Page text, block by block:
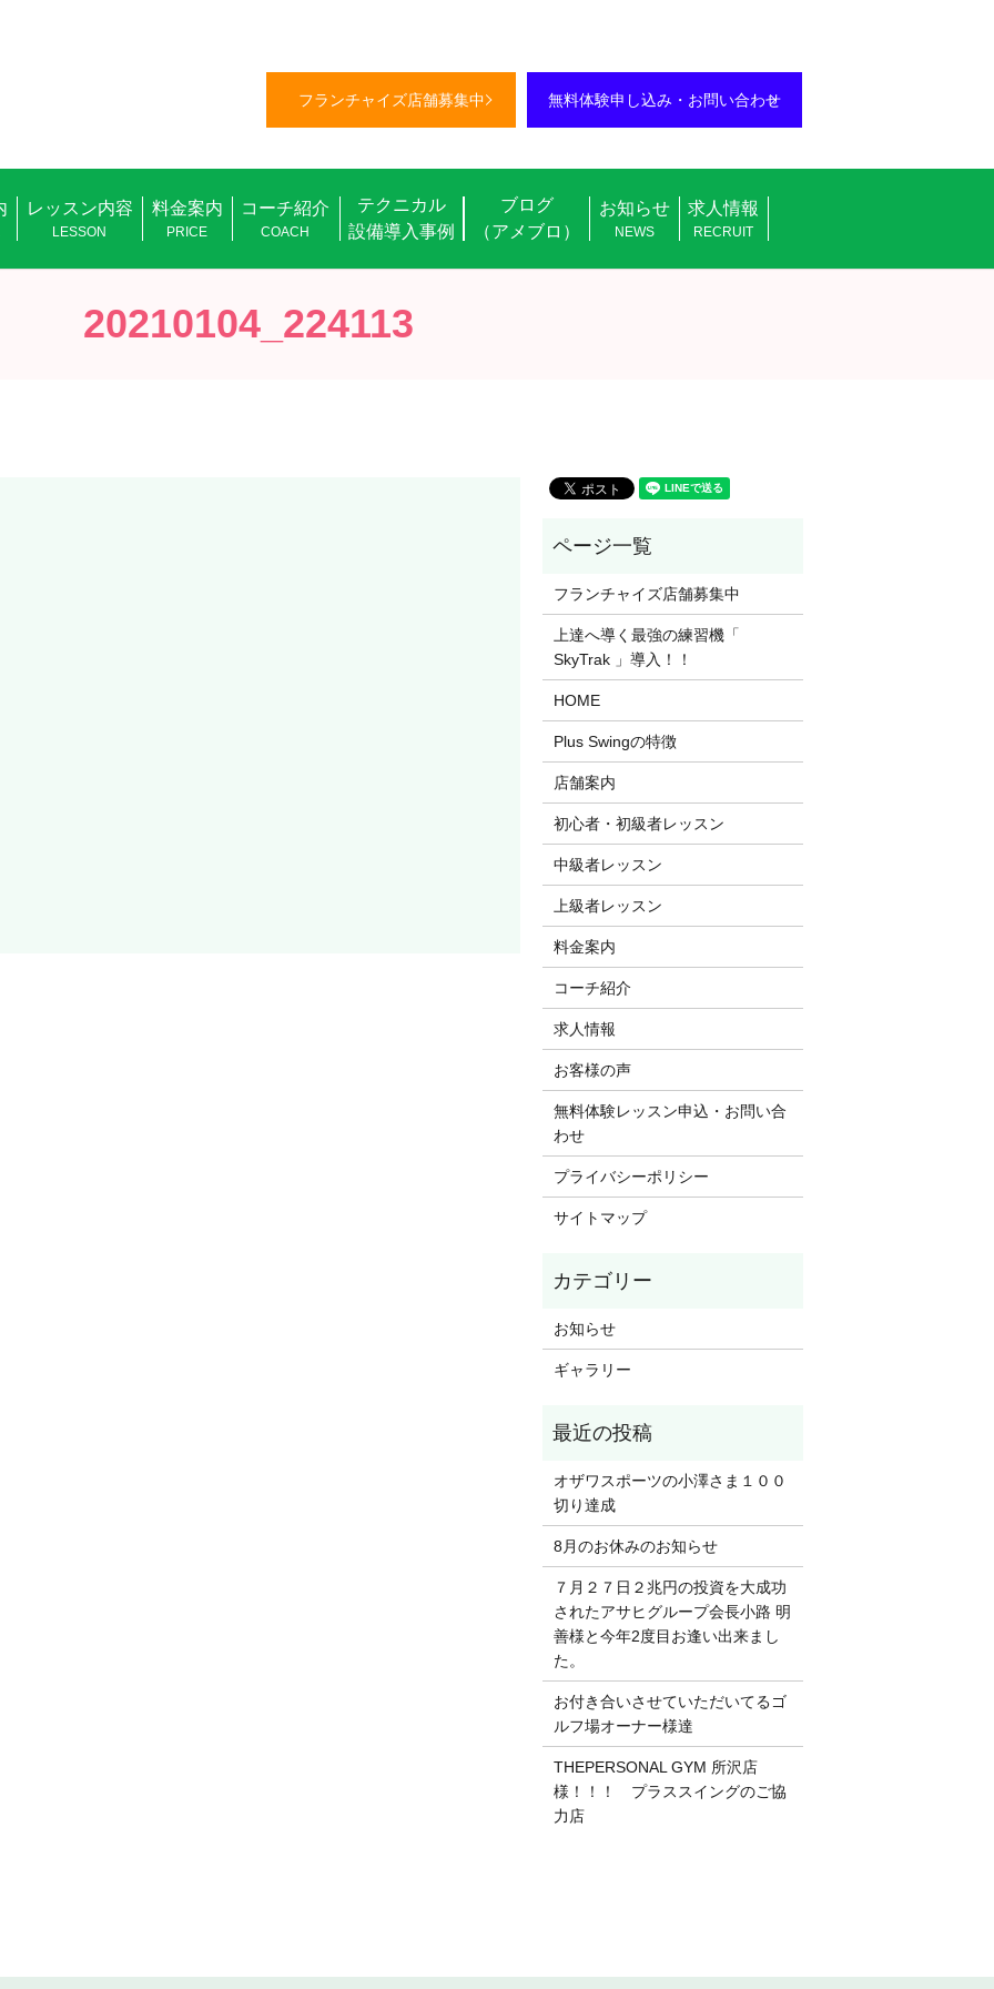
フランチャイズ店舗募集中 無料体験申し込み・お問い合わせ
レッスン内容
LESSON
料金案内
PRICE
コーチ紹介
COACH
テクニカル
設備導入事例
ブログ
（アメブロ）
お知らせ
NEWS
求人情報
RECRUIT
20210104_224113
フランチャイズ店舗募集中
上達へ導く最強の練習機「
SkyTrak 」導入！！
HOME
Plus Swingの特徴
店舗案内
初心者・初級者レッスン
中級者レッスン
上級者レッスン
料金案内
コーチ紹介
求人情報
お客様の声
無料体験レッスン申込・お問い合
わせ
プライバシーポリシー
サイトマップ
お知らせ
ギャラリー
オザワスポーツの小澤さま１００
切り達成
8月のお休みのお知らせ
７月２７日２兆円の投資を大成功
されたアサヒグループ会長小路 明
善様と今年2度目お逢い出来まし
た。
お付き合いさせていただいてるゴ
ルフ場オーナー様達
THEPERSONAL GYM 所沢店
様！！！ プラススイングのご協
力店